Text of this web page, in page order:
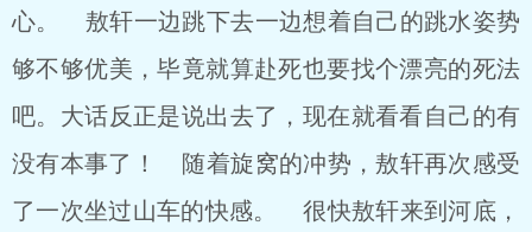
心。 敖轩一边跳下去一边想着自己的跳水姿势
够不够优美，毕竟就算赴死也要找个漂亮的死法
吧。大话反正是说出去了，现在就看看自己的有
没有本事了！ 随着旋窝的冲势，敖轩再次感受
了一次坐过山车的快感。 很快敖轩来到河底，